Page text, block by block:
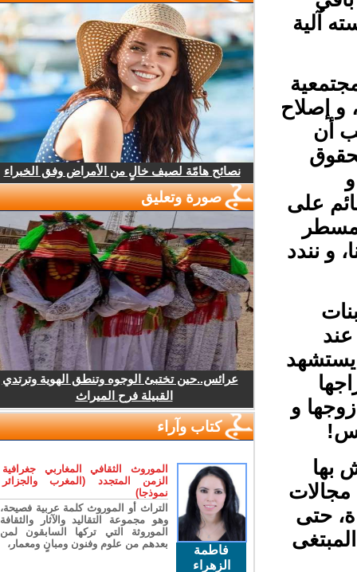
آلية
إصلاح
أن
على
مسطر
و نندد
و
بها
حتى
نصائح هامّة لصيف خالٍ من الأمراض وفق الخبراء
صورة وتعليق
عرائس..حين تختبئ الوجوه وتنطق الهوية وترتدي
القبيلة فرح الميراث
كتاب وآراء
فاطمة
الزهراء
الموروث الثقافي المغاربي جغرافية
الزمن المتجدد (المغرب والجزائر
نموذجا)
التراث أو الموروث كلمة عربية فصيحة،
وهو مجموعة التقاليد والآثار والثقافة
الموروثة التي تركها السابقون لمن
بعدهم من علوم وفنون ومبانٍ ومعمار،